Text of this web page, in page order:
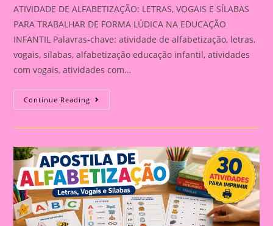
ATIVIDADE DE ALFABETIZAÇÃO: LETRAS, VOGAIS E SÍLABAS
PARA TRABALHAR DE FORMA LÚDICA NA EDUCAÇÃO
INFANTIL Palavras-chave: atividade de alfabetização, letras,
vogais, sílabas, alfabetização educação infantil, atividades
com vogais, atividades com…
Continue Reading ATIVIDADE
DE
LETRAS,
SÍLABAS
PARA
TRABALHAR
DE
FORMA
LÚDICA
NA
EDUCAÇÃO
INFANTIL